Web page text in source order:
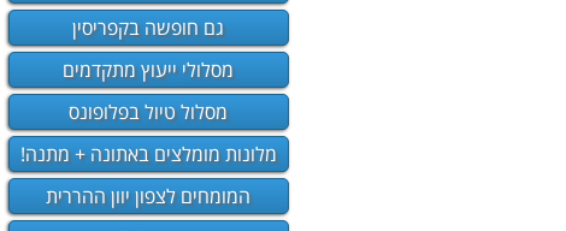
גם חופשה בקפריסין
מסלולי ייעוץ מתקדמים
מסלול טיול בפלופונס
מלונות מומלצים באתונה + מתנה!
המומחים לצפון יוון ההררית